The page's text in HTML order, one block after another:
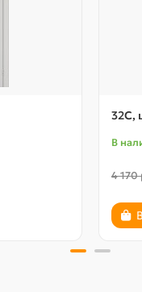
32С,
В
4 170